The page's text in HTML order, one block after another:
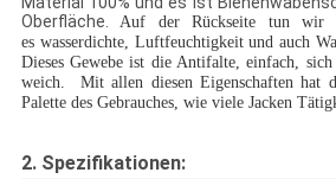
Oberfläche.Auf der Rückseite tun wir
es wasserdichte, Luftfeuchtigkeit und auch
Dieses Gewebe ist die Antifalte, einfach,
weich. Mit allen diesen Eigenschaften hat
Palette des Gebrauches, wie viele Jacken
2.Spezifikationen: